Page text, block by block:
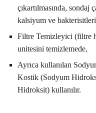
çıkartılmasında, sondaj
kalsiyum ve bakterisitleri
Filtre Temizleyici (filtre
unitesini temizlemede,
Ayrıca kullanılan
Kostik (Sodyum
Hidroksit) kullanılır.